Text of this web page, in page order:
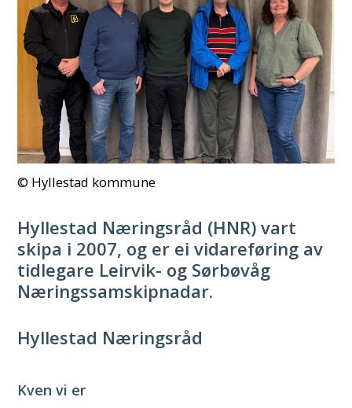
Hyllestad kommune
Hyllestad Næringsråd (HNR) vart
skipa i 2007, og er ei vidareføring av
tidlegare Leirvik- og Sørbøvåg
Næringssamskipnadar.
Hyllestad Næringsråd
Kven vi er